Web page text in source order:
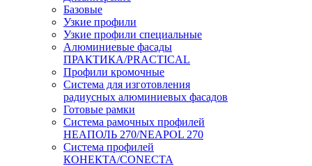
Базовые
Узкие профили
Узкие профили специальные
Алюминиевые фасады
ПРАКТИКА/PRACTICAL
Профили кромочные
Система для изготовления
радиусных алюминиевых фасадов
Готовые рамки
Система рамочных профилей
НЕАПОЛЬ 270/NEAPOL 270
Система профилей
КОНЕКТА/CONECTA